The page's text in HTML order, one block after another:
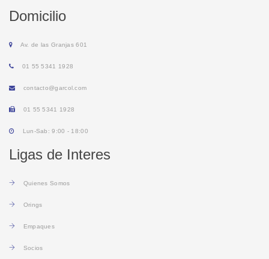
Domicilio
Av. de las Granjas 601
01 55 5341 1928
contacto@garcol.com
01 55 5341 1928
Lun-Sab: 9:00 - 18:00
Ligas de Interes
Quienes Somos
Orings
Empaques
Socios